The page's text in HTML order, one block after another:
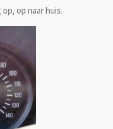
op naar huis.